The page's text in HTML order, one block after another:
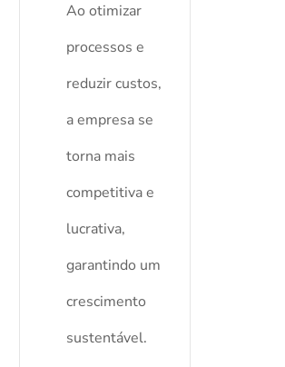
Ao otimizar
processos e
reduzir custos,
a empresa se
torna mais
competitiva e
lucrativa,
garantindo um
crescimento
sustentável.